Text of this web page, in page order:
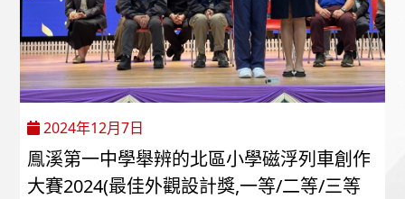
2024年12月7日
鳯溪第一中學舉辨的北區小學磁浮列車創作
大賽2024(最佳外觀設計獎,一等/二等/三等